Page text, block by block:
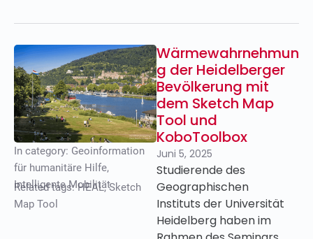
In category: Geoinformation
für humanitäre Hilfe,
Intelligente Mobilität
Related tags:HEAL,Sketch
Map Tool
Wärmewahrnehmun
g der Heidelberger
Bevölkerung mit
dem Sketch Map
Tool und
KoboToolbox
Juni 5, 2025
Studierende des
Geographischen
Instituts der Universität
Heidelberg haben im